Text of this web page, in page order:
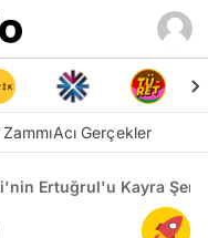
Acı Gerçekler
Ertuğrul'u Kayra